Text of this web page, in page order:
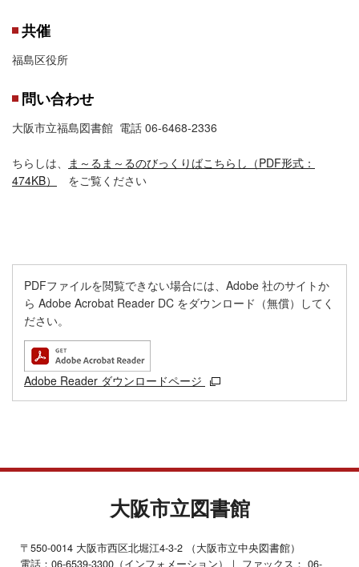
共催
福島区役所
問い合わせ
大阪市立福島図書館 電話 06-6468-2336
ちらしは、
ま～るま～るのびっくりばこちらし（PDF形式：
474KB）
をご覧ください
PDFファイルを閲覧できない場合には、Adobe 社のサイトか
ら Adobe Acrobat Reader DC をダウンロード（無償）してく
ださい。
Adobe Reader ダウンロードページ
大阪市立図書館
〒550-0014 大阪市西区北堀江4-3-2 （大阪市立中央図書館）
電話：06-6539-3300（インフォメーション）｜ ファックス： 06-